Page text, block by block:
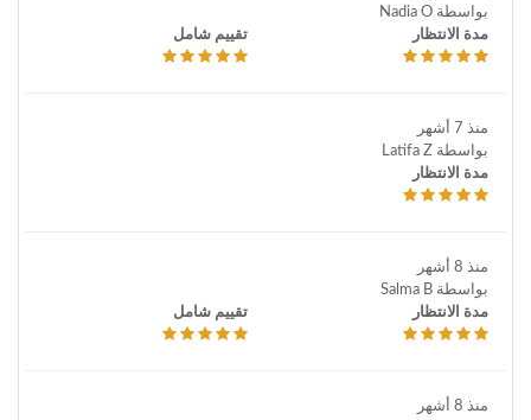
بواسطة Nadia O
مدة الانتظار
تقييم شامل
منذ 7 أشهر
بواسطة Latifa Z
مدة الانتظار
منذ 8 أشهر
بواسطة Salma B
مدة الانتظار
تقييم شامل
منذ 8 أشهر